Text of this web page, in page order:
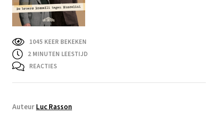
1045 KEER BEKEKEN
2 MINUTEN LEESTIJD
REACTIES
AuteurLuc Rasson